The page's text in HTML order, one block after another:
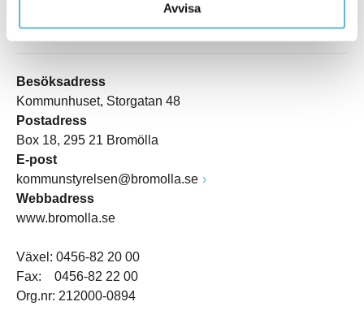
Avvisa
Besöksadress
Kommunhuset, Storgatan 48
Postadress
Box 18, 295 21 Bromölla
E-post
kommunstyrelsen@bromolla.se
Webbadress
www.bromolla.se
Växel: 0456-82 20 00
Fax: 0456-82 22 00
Org.nr: 212000-0894